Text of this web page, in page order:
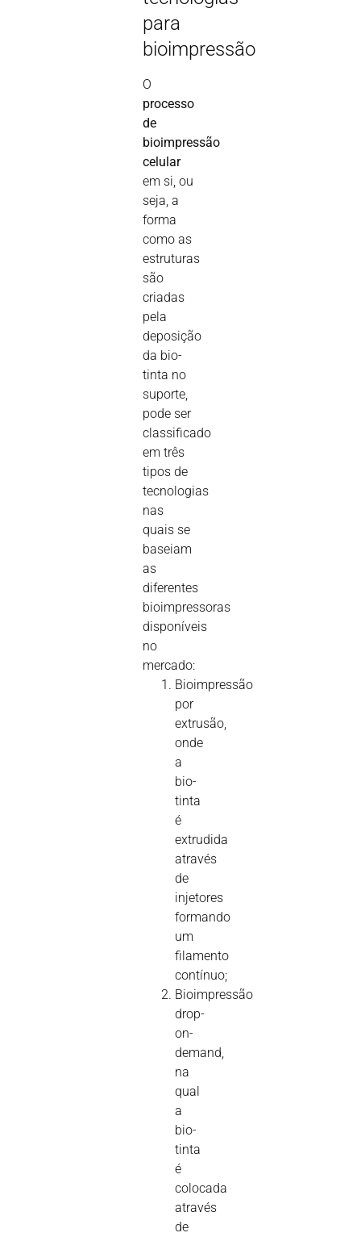
para
bioimpressão
O
processo
de
bioimpressão
celular
em si, ou
seja, a
forma
como as
estruturas
são
criadas
pela
deposição
da bio-
tinta no
suporte,
pode ser
classificado
em três
tipos de
tecnologias
nas
quais se
baseiam
as
diferentes
bioimpressoras
disponíveis
no
mercado:
Bioimpressão
por
extrusão,
onde
a
bio-
tinta
é
extrudida
através
de
injetores
formando
um
filamento
contínuo;
Bioimpressão
drop-
on-
demand,
na
qual
a
bio-
tinta
é
colocada
através
de